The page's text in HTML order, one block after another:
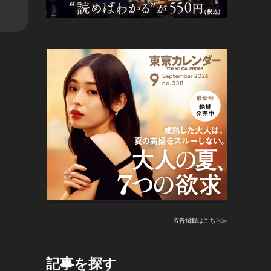
広告掲載はこちら≫
記事を探す